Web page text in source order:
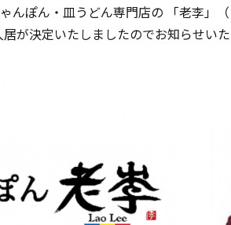
んぽん・皿うどん専門店の 「老李」
が決定いたしましたのでお知らせいた